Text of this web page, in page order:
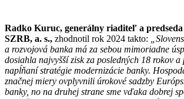
Radko Kuruc, generálny riaditeľ a predseda
SZRB, a. s., zhodnotil rok 2024 takto:
a rozvojová banka má za sebou mimoriadne
dosiahla najvyšší zisk za posledných 18 rokov a
napĺňaní stratégie modernizácie banky.
značnej miery ovplyvnili úrokové sadzby
banky, no na druhej strane sme vďaka dobrej